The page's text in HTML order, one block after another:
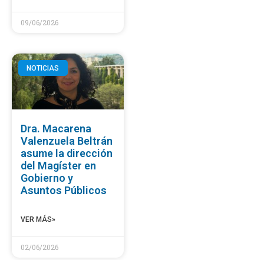
09/06/2026
NOTICIAS
Dra. Macarena
Valenzuela Beltrán
asume la dirección
del Magíster en
Gobierno y
Asuntos Públicos
VER MÁS»
02/06/2026